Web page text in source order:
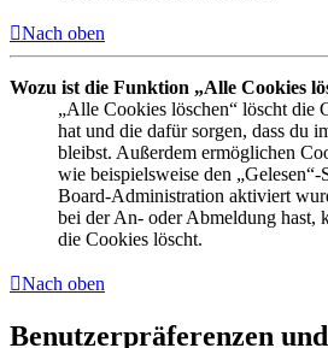
Nach oben
Wozu ist die Funktion „Alle Cookies
„Alle Cookies löschen“ löscht die
hat und die dafür sorgen, dass du
bleibst. Außerdem ermöglichen
wie beispielsweise den
Board-Administration aktiviert
bei der An- oder Abmeldung hast,
die Cookies löscht.
Nach oben
Benutzerpräferenzen